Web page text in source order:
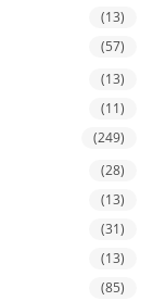
(13)
(57)
(13)
(11)
(249)
(28)
(13)
(31)
(13)
(85)